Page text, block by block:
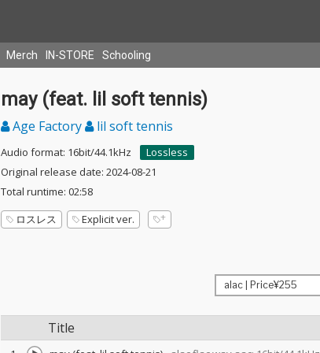
Merch IN-STORE Schooling
may (feat. lil soft tennis)
Age Factory lil soft tennis
Audio format: 16bit/44.1kHz
Lossless
Original release date: 2024-08-21
Total runtime: 02:58
ロスレス
Explicit ver.
Title